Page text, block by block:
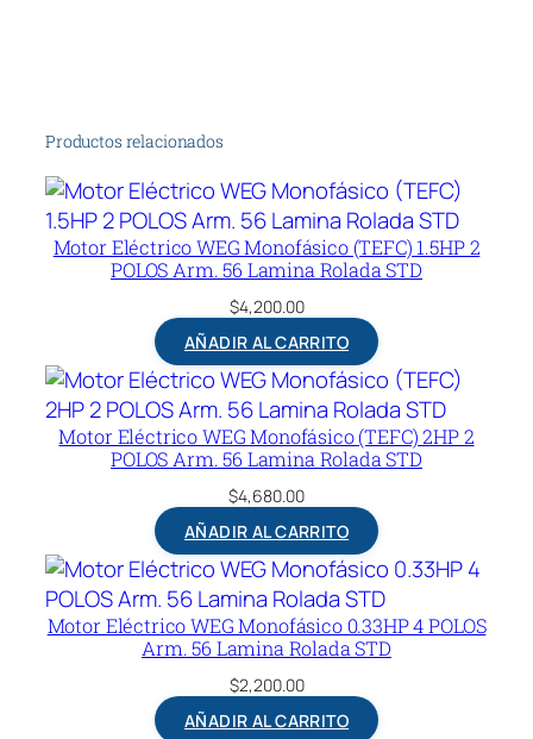
Productos relacionados
Motor Eléctrico WEG Monofásico (TEFC) 1.5HP 2
POLOS Arm. 56 Lamina Rolada STD
$4,200.00
AÑADIR AL CARRITO
Motor Eléctrico WEG Monofásico (TEFC) 2HP 2
POLOS Arm. 56 Lamina Rolada STD
$4,680.00
AÑADIR AL CARRITO
Motor Eléctrico WEG Monofásico 0.33HP 4 POLOS
Arm. 56 Lamina Rolada STD
$2,200.00
AÑADIR AL CARRITO